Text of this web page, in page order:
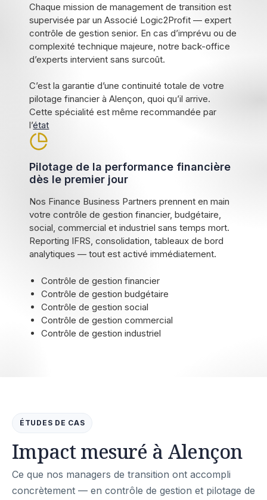
Chaque mission de management de transition est
supervisée par un Associé Logic2Profit — expert
contrôle de gestion senior. En cas d’imprévu ou de
complexité technique majeure, notre back-office
d’experts intervient sans surcoût.
C’est la garantie d’une continuité totale de votre
pilotage financier à Alençon, quoi qu’il arrive.
Cette spécialité est même recommandée par
l’état
Pilotage de la performance financière
dès le premier jour
Nos Finance Business Partners prennent en main
votre contrôle de gestion financier, budgétaire,
social, commercial et industriel sans temps mort.
Reporting IFRS, consolidation, tableaux de bord
analytiques — tout est activé immédiatement.
Contrôle de gestion financier
Contrôle de gestion budgétaire
Contrôle de gestion social
Contrôle de gestion commercial
Contrôle de gestion industriel
ÉTUDES DE CAS
Impact mesuré à Alençon
Ce que nos managers de transition ont accompli
concrètement — en contrôle de gestion et pilotage de